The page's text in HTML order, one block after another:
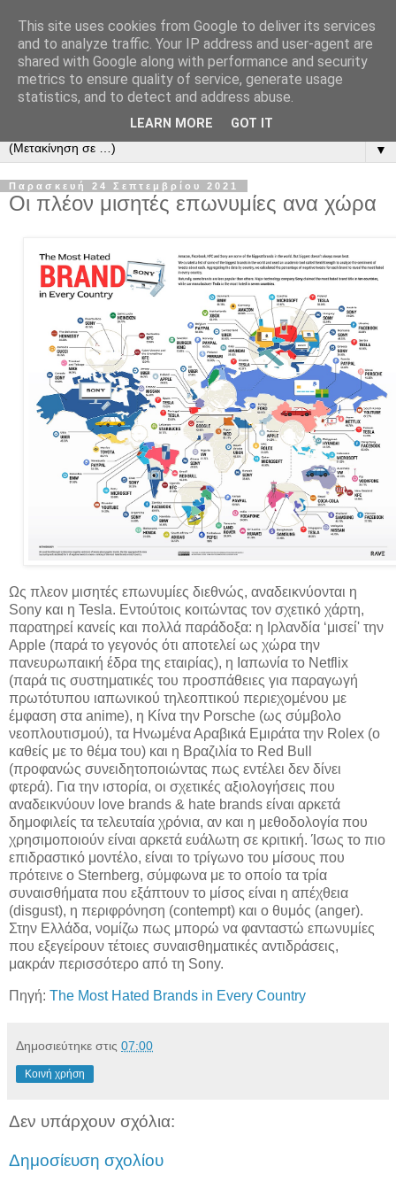
▼
Παρασκευή 24 Σεπτεμβρίου 2021
Οι πλέον μισητές επωνυμίες ανα χώρα
Ως πλεον μισητές επωνυμίες διεθνώς, αναδεικνύονται η
Sony και η Tesla. Εντούτοις κοιτώντας τον σχετικό χάρτη,
παρατηρεί κανείς και πολλά παράδοξα: η Ιρλανδία ‘μισεί' την
Apple (παρά το γεγονός ότι αποτελεί ως χώρα την
πανευρωπαική έδρα της εταιρίας), η Ιαπωνία το Netflix
(παρά τις συστηματικές του προσπάθειες για παραγωγή
πρωτότυπου ιαπωνικού τηλεοπτικού περιεχομένου με
έμφαση στα anime), η Κίνα την Porsche (ως σύμβολο
νεοπλουτισμού), τα Ηνωμένα Αραβικά Εμιράτα την Rolex (ο
καθείς με το θέμα του) και η Βραζιλία το Red Bull
(προφανώς συνειδητοποιώντας πως εντέλει δεν δίνει
φτερά). Για την ιστορία, οι σχετικές αξιολογήσεις που
αναδεικνύουν love brands & hate brands είναι αρκετά
δημοφιλείς τα τελευταία χρόνια, αν και η μεθοδολογία που
χρησιμοποιούν είναι αρκετά ευάλωτη σε κριτική. Ίσως το πιο
επιδραστικό μοντέλο, είναι το τρίγωνο του μίσους που
πρότεινε ο Sternberg, σύμφωνα με το οποίο τα τρία
συναισθήματα που εξάπτουν το μίσος είναι η απέχθεια
(disgust), η περιφρόνηση (contempt) και ο θυμός (anger).
Στην Ελλάδα, νομίζω πως μπορώ να φανταστώ επωνυμίες
που εξεγείρουν τέτοιες συναισθηματικές αντιδράσεις,
μακράν περισσότερο από τη Sony.
Πηγή: The Most Hated Brands in Every Country
Δημοσιεύτηκε στις 07:00
Κοινή χρήση
Δεν υπάρχουν σχόλια:
Δημοσίευση σχολίου
This site uses cookies from Google to deliver its services
and to analyze traffic. Your IP address and user-agent are
shared with Google along with performance and security
metrics to ensure quality of service, generate usage
statistics, and to detect and address abuse.
LEARN MORE GOT IT